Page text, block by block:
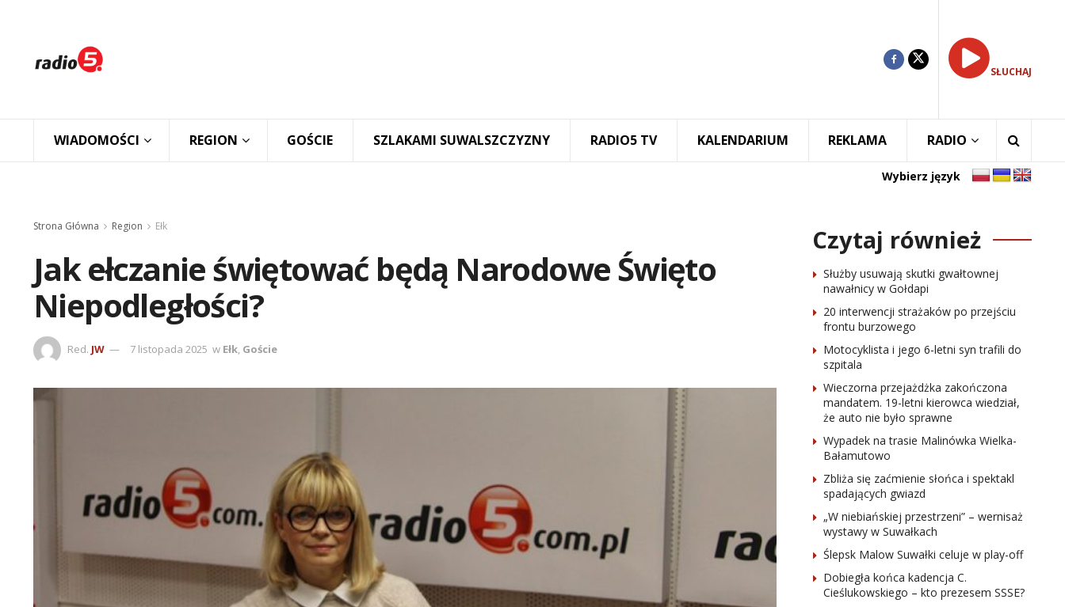
SŁUCHAJ
WIADOMOŚCI REGION GOŚCIE SZLAKAMI SUWALSZCZYZNY RADIO5 TV KALENDARIUM REKLAMA RADIO
Wybierz język
Strona Główna Region Ełk
Jak ełczanie świętować będą Narodowe Święto
Niepodległości?
Red. JW 7 listopada 2025 w Ełk, Goście
Czytaj również
Służby usuwają skutki gwałtownej
nawałnicy w Gołdapi
20 interwencji strażaków po przejściu
frontu burzowego
Motocyklista i jego 6-letni syn trafili do
szpitala
Wieczorna przejażdżka zakończona
mandatem. 19-letni kierowca wiedział,
że auto nie było sprawne
Wypadek na trasie Malinówka Wielka-
Bałamutowo
Zbliża się zaćmienie słońca i spektakl
spadających gwiazd
„W niebiańskiej przestrzeni” – wernisaż
wystawy w Suwałkach
Ślepsk Malow Suwałki celuje w play-off
Dobiegła końca kadencja C.
Cieślukowskiego – kto prezesem SSSE?